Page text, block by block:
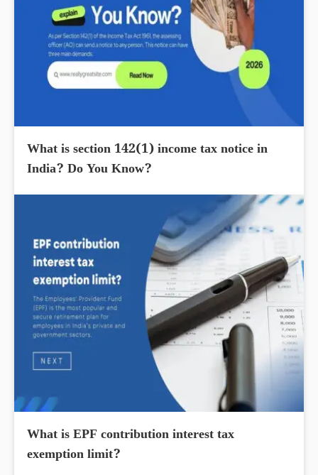
What is section 142(1) income tax notice in
India? Do You Know?
What is EPF contribution interest tax
exemption limit?